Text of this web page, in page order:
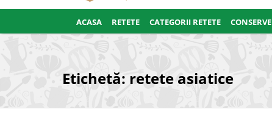
ACASA RETETE CATEGORII RETETE CONSERVE
Etichetă: retete asiatice